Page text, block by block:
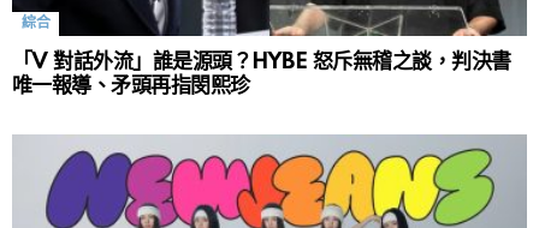
綜合
「V 對話外流」誰是源頭？HYBE 怒斥無稽之談，判決書
唯一報導、矛頭再指閔熙珍